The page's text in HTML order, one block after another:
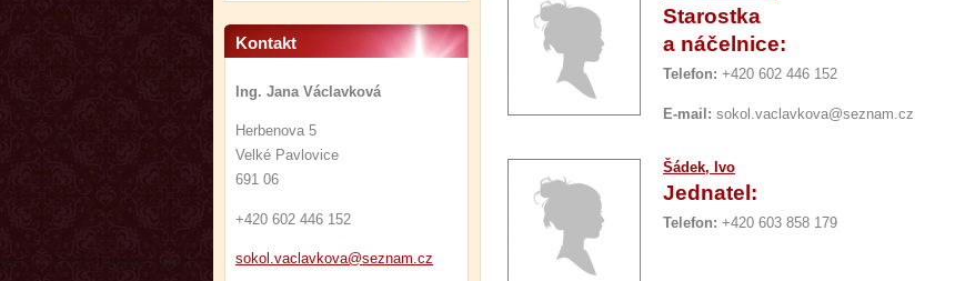
Kontakt
Ing. Jana Václavková
Herbenova 5
Velké Pavlovice
691 06
+420 602 446 152
sokol.vaclavkova@seznam. cz
Starostka
a náčelnice:
Telefon: +420 602 446 152
E-mail: sokol.vaclavkova@seznam.cz
Šádek, Ivo
Jednatel:
Telefon: +420 603 858 179